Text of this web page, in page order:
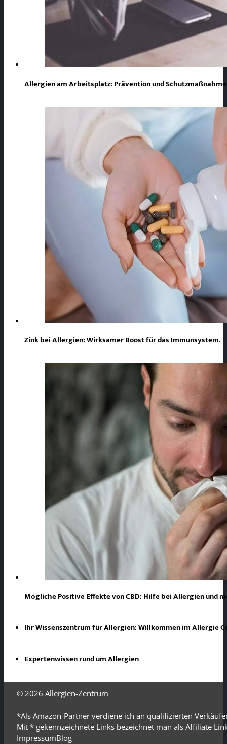
Allergien am Arbeitsplatz: Prävention und
Zink bei Allergien: Wirksamer Boost für das Immunsystem.
Mögliche Positive Effekte von CBD: Hilfe bei Allergien und
Ihr Wissenszentrum für Allergien: Willkommen im Allergie
Expertenwissen rund um Allergien
© 2026 Allergien-Zentrum
*Als Amazon-Partner verdiene ich an qualifizierten
Mit * gekennzeichnete Links bezeichnet man als Affiliate
ImpressumBlog